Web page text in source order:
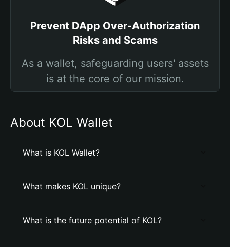
Prevent DApp Over-Authorization
Risks and Scams
As a wallet, safeguarding users' assets
is at the core of our mission.
About KOL Wallet
What is KOL Wallet?
What makes KOL unique?
What is the future potential of KOL?